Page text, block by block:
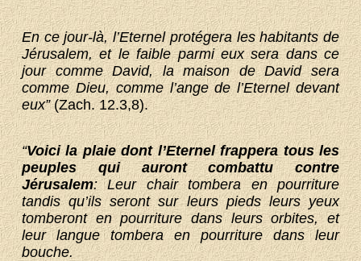
En ce jour-là, l’Eternel protégera les habitants de
Jérusalem, et le faible parmi eux sera dans ce
jour comme David, la maison de David sera
comme Dieu, comme l’ange de l’Eternel devant
eux”(Zach. 12.3,8).
“Voici la plaie dont l’Eternel frappera tous les
peuples qui auront combattu contre
Jérusalem: Leur chair tombera en pourriture
tandis qu’ils seront sur leurs pieds leurs yeux
tomberont en pourriture dans leurs orbites, et
leur langue tombera en pourriture dans leur
bouche.